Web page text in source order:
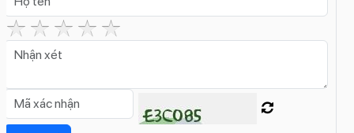
Zoom quang học
nhanh thời gian (Time Lapse)Toàn cảnh
(Panorama)
rộng (Wide)
Dolby Vision HDR
Fusion
CinematicChống rung điện tử kỹ thuật số